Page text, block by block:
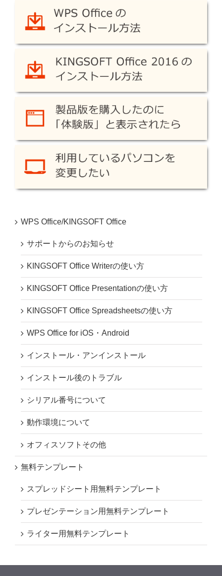
WPS Office/KINGSOFT Office
サポートからのお知らせ
KINGSOFT Office Writerの使い方
KINGSOFT Office Presentationの使い方
KINGSOFT Office Spreadsheetsの使い方
WPS Office for iOS・Android
インストール・アンインストール
インストール後のトラブル
シリアル番号について
動作環境について
オフィスソフトその他
無料テンプレート
スプレッドシート用無料テンプレート
プレゼンテーション用無料テンプレート
ライター用無料テンプレート